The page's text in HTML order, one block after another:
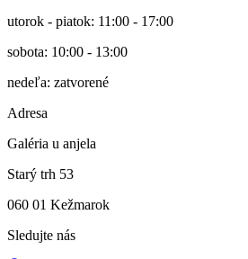
utorok - piatok: 11:00 - 17:00
sobota: 10:00 - 13:00
nedeľa: zatvorené
Adresa
Galéria u anjela
Starý trh 53
060 01 Kežmarok
Sledujte nás